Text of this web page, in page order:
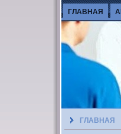
ГЛАВНАЯ
ГЛАВНАЯ